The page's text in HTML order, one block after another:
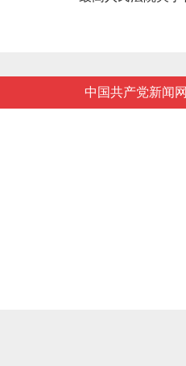
中国共产党新闻网